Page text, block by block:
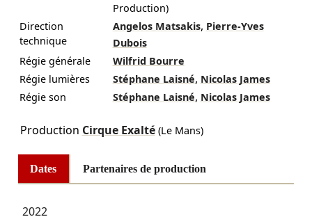
Production)
Direction
technique
Angelos Matsakis, Pierre-Yves
Dubois
Régie générale
Wilfrid Bourre
Régie lumières
Stéphane Laisné, Nicolas James
Régie son
Stéphane Laisné, Nicolas James
Production Cirque Exalté(Le Mans)
Dates Partenaires de production
2022